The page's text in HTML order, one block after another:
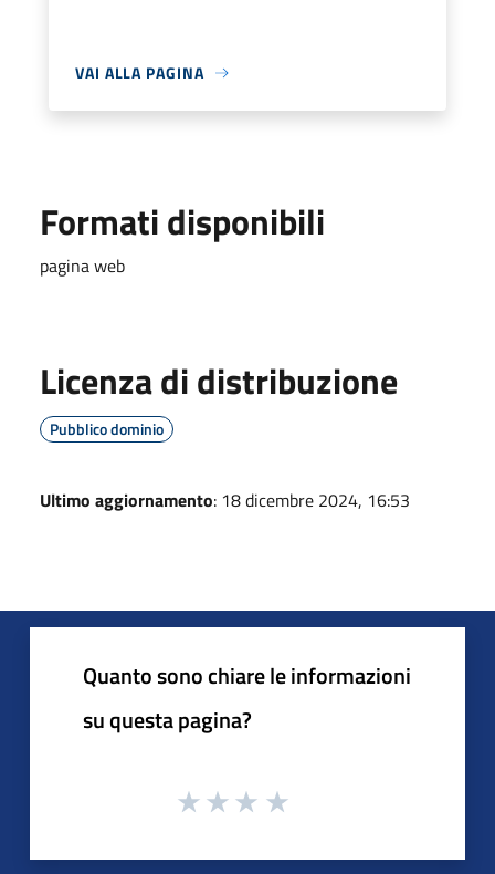
VAI ALLA PAGINA
Formati disponibili
pagina web
Licenza di distribuzione
Pubblico dominio
Ultimo aggiornamento: 18 dicembre 2024, 16:53
Quanto sono chiare le informazioni
su questa pagina?